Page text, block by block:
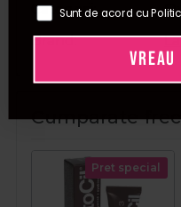
Categorii
Brand
Cumparate
Pret special
Sunt de acord cu